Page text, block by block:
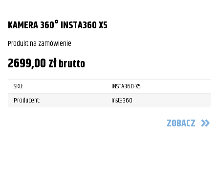
KAMERA 360° INSTA360 X5
Produkt na zamówienie
2699,00złbrutto
SKU:
INSTA360-X5
Producent:
Insta360
ZOBACZ